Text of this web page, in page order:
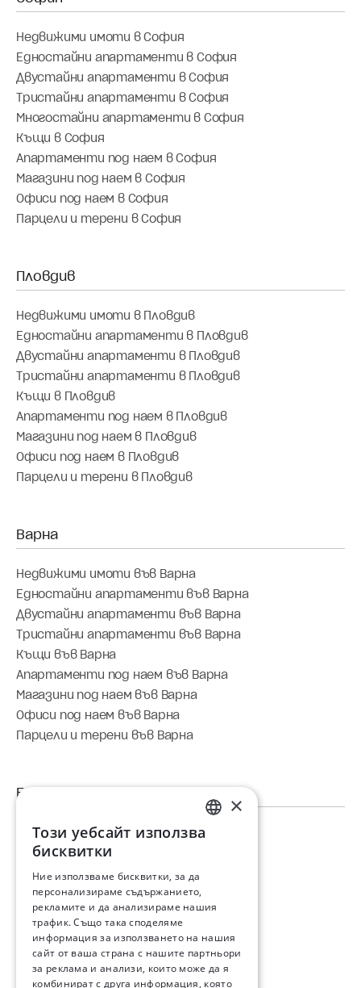
Недвижими имоти в София
Едностайни апартаменти в София
Двустайни апартаменти в София
Тристайни апартаменти в София
Многостайни апартаменти в София
Къщи в София
Апартаменти под наем в София
Магазини под наем в София
Офиси под наем в София
Парцели и терени в София
Недвижими имоти в Пловдив
Едностайни апартаменти в Пловдив
Двустайни апартаменти в Пловдив
Тристайни апартаменти в Пловдив
Къщи в Пловдив
Апартаменти под наем в Пловдив
Магазини под наем в Пловдив
Офиси под наем в Пловдив
Парцели и терени в Пловдив
Недвижими имоти във Варна
Едностайни апартаменти във Варна
Двустайни апартаменти във Варна
Тристайни апартаменти във Варна
Къщи във Варна
Апартаменти под наем във Варна
Магазини под наем във Варна
Офиси под наем във Варна
Парцели и терени във Варна
Недвижими имоти в Бургас
Едностайни апартаменти в Бургас
Двустайни апартаменти в Бургас
Тристайни апартаменти в Бургас
Къщи в Бургас
Апартаменти под наем в Бургас
Магазини под наем в Бургас
Офиси под наем в Бургас
BULGARIAN
RUSSIAN
×
Този уебсайт използва
бисквитки
Ние използваме бисквитки, за да
персонализираме съдържанието,
рекламите и да анализираме нашия
трафик. Също така споделяме
информация за използването на нашия
сайт от ваша страна с нашите партньори
за реклама и анализи, които може да я
комбинират с друга информация, която